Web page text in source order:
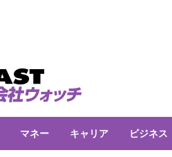
マネー キャリア ビジネス